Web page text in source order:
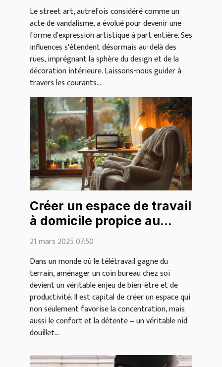
Le street art, autrefois considéré comme un
acte de vandalisme, a évolué pour devenir une
forme d'expression artistique à part entière. Ses
influences s'étendent désormais au-delà des
rues, imprégnant la sphère du design et de la
décoration intérieure. Laissons-nous guider à
travers les courants...
Créer un espace de travail
à domicile propice au
cocooning
21 mars 2025 07:50
Dans un monde où le télétravail gagne du
terrain, aménager un coin bureau chez soi
devient un véritable enjeu de bien-être et de
productivité. Il est capital de créer un espace qui
non seulement favorise la concentration, mais
aussi le confort et la détente – un véritable nid
douillet...